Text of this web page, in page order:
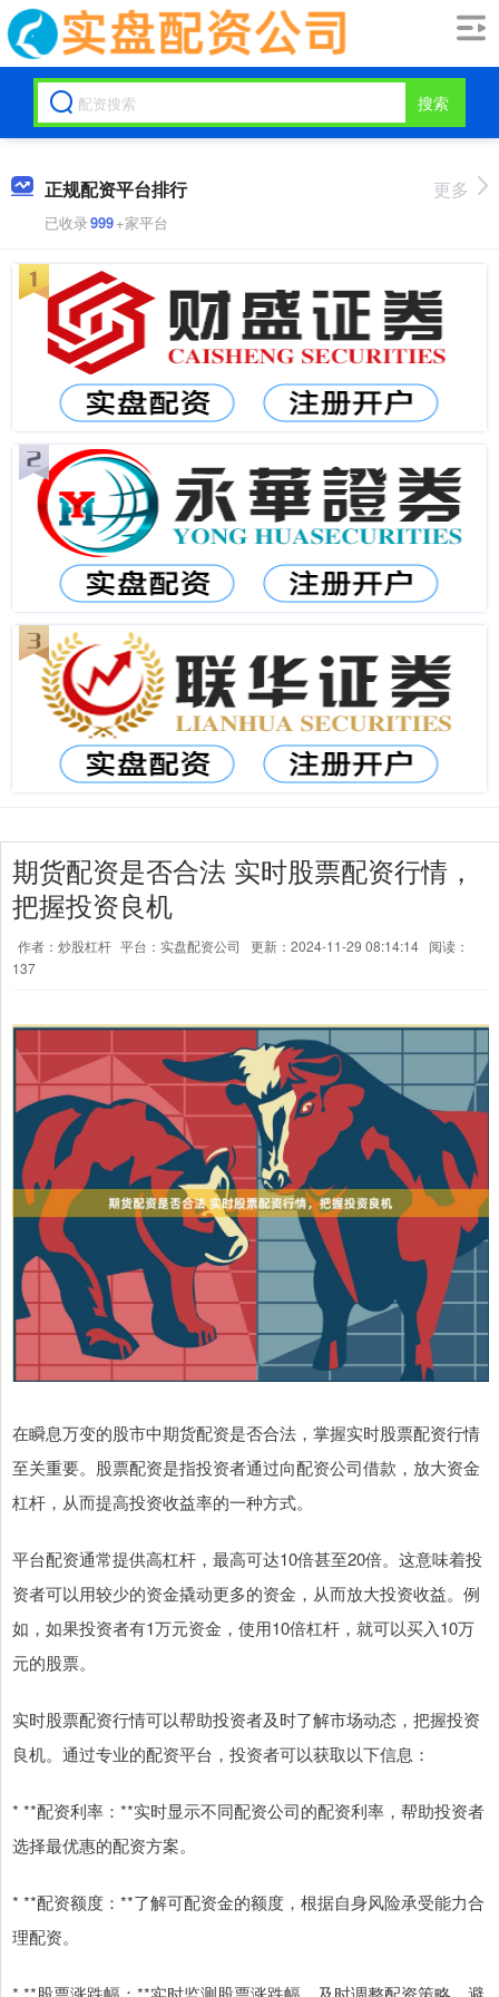
搜索
正规配资平台排行
已收录999+家平台
更多
期货配资是否合法 实时股票配资行情，
把握投资良机
作者：炒股杠杆 平台：实盘配资公司 更新：2024-11-29 08:14:14 阅读：
137
在瞬息万变的股市中期货配资是否合法，掌握实时股票配资行情
至关重要。股票配资是指投资者通过向配资公司借款，放大资金
杠杆，从而提高投资收益率的一种方式。
平台配资通常提供高杠杆，最高可达10倍甚至20倍。这意味着投
资者可以用较少的资金撬动更多的资金，从而放大投资收益。例
如，如果投资者有1万元资金，使用10倍杠杆，就可以买入10万
元的股票。
实时股票配资行情可以帮助投资者及时了解市场动态，把握投资
良机。通过专业的配资平台，投资者可以获取以下信息：
* **配资利率：**实时显示不同配资公司的配资利率，帮助投资者
选择最优惠的配资方案。
* **配资额度：**了解可配资金的额度，根据自身风险承受能力合
理配资。